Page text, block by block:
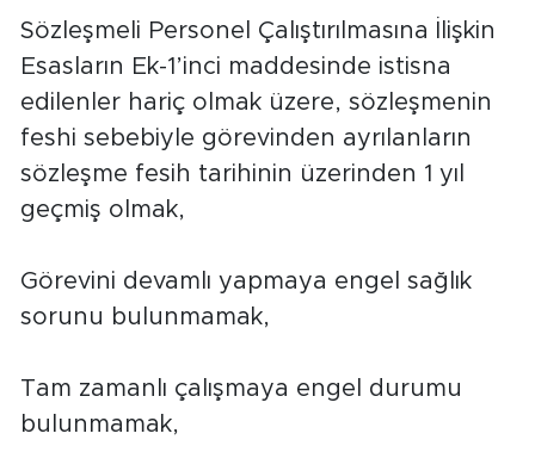
Sözleşmeli Personel Çalıştırılmasına İlişkin
Esasların Ek-1’inci maddesinde istisna
edilenler hariç olmak üzere, sözleşmenin
feshi sebebiyle görevinden ayrılanların
sözleşme fesih tarihinin üzerinden 1 yıl
geçmiş olmak,
Görevini devamlı yapmaya engel sağlık
sorunu bulunmamak,
Tam zamanlı çalışmaya engel durumu
bulunmamak,